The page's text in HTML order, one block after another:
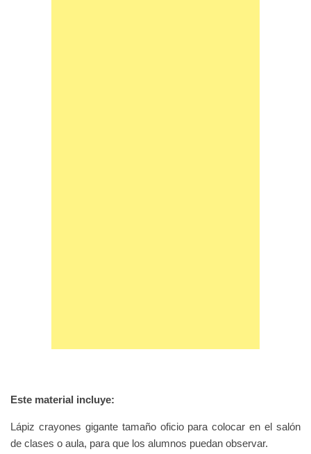
Este material incluye:
Lápiz crayones gigante tamaño oficio para colocar en el salón
de clases o aula, para que los alumnos puedan observar.